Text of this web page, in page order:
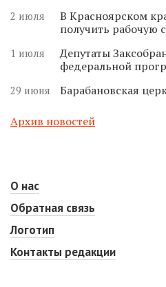
2 июля
В Красноярском
получить рабочую
1 июля
Депутаты
федеральной
29 июня Барабановская
Архив новостей
О нас
Обратная связь
Логотип
Контакты редакции